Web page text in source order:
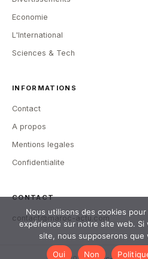
Economie
L'International
Sciences & Tech
INFORMATIONS
Contact
A propos
Mentions legales
Confidentialite
CONTACT
contact@maroc-actu.com
Nous utilisons des cookies
expérience sur notre site web. Si
site, nous supposerons que
Oui
Non